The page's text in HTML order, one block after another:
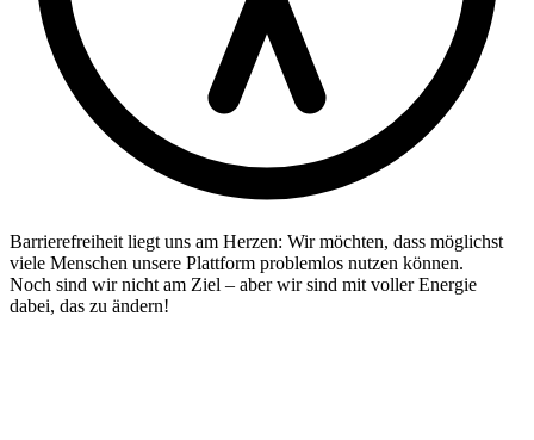
Barrierefreiheit liegt uns am Herzen: Wir möchten, dass möglichst
viele Menschen unsere Plattform problemlos nutzen können.
Noch sind wir nicht am Ziel – aber wir sind mit voller Energie
dabei, das zu ändern!